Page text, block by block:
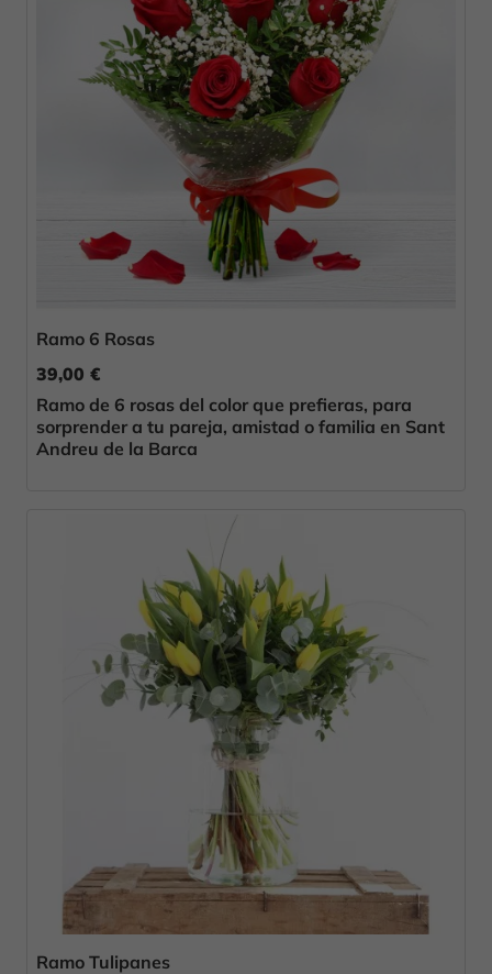
Ramo 6 Rosas
39,00 €
Ramo de 6 rosas del color que prefieras, para
sorprender a tu pareja, amistad o familia en Sant
Andreu de la Barca
Ramo Tulipanes